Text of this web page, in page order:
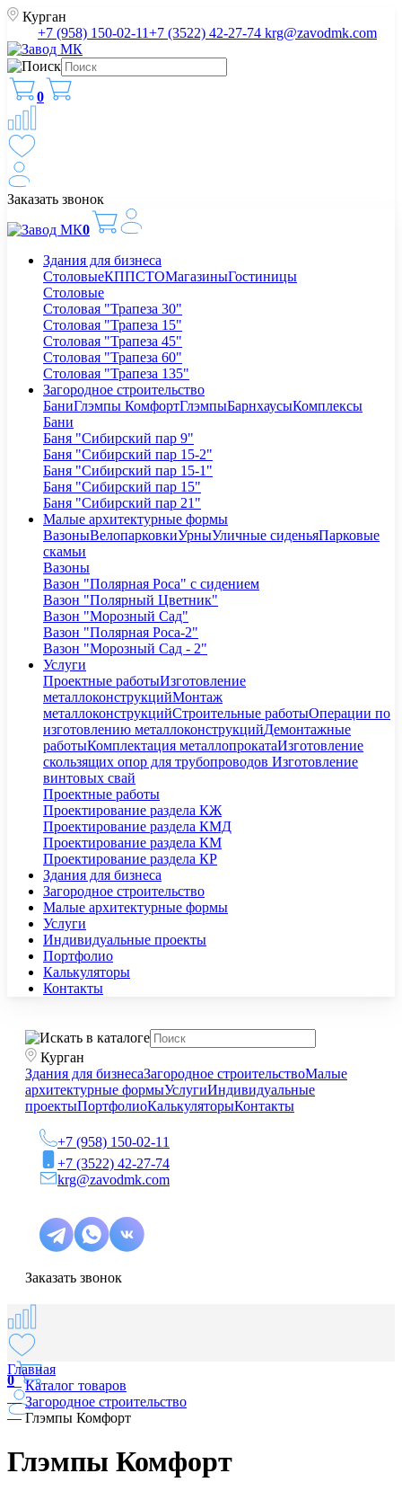
Курган
+7 (958) 150-02-11+7 (3522) 42-27-74 krg@zavodmk.com
0
Заказать звонок
0
Здания для бизнеса
СтоловыеКППСТОМагазиныГостиницы
Столовые
Столовая "Трапеза 30"
Столовая "Трапеза 15"
Столовая "Трапеза 45"
Столовая "Трапеза 60"
Столовая "Трапеза 135"
Загородное строительство
БаниГлэмпы КомфортГлэмпыБарнхаусыКомплексы
Бани
Баня "Сибирский пар 9"
Баня "Сибирский пар 15-2"
Баня "Сибирский пар 15-1"
Баня "Сибирский пар 15"
Баня "Сибирский пар 21"
Малые архитектурные формы
ВазоныВелопарковкиУрныУличные сиденьяПарковые
скамьи
Вазоны
Вазон "Полярная Роса" с сидением
Вазон "Полярный Цветник"
Вазон "Морозный Сад"
Вазон "Полярная Роса-2"
Вазон "Морозный Сад - 2"
Услуги
Проектные работыИзготовление
металлоконструкцийМонтаж
металлоконструкцийСтроительные работыОперации по
изготовлению металлоконструкцийДемонтажные
работыКомплектация металлопрокатаИзготовление
скользящих опор для трубопроводов Изготовление
винтовых свай
Проектные работы
Проектирование раздела КЖ
Проектирование раздела КМД
Проектирование раздела КМ
Проектирование раздела КР
Здания для бизнеса
Загородное строительство
Малые архитектурные формы
Услуги
Индивидуальные проекты
Портфолио
Калькуляторы
Контакты
Курган
Здания для бизнесаЗагородное строительствоМалые
архитектурные формыУслугиИндивидуальные
проектыПортфолиоКалькуляторыКонтакты
+7 (958) 150-02-11
+7 (3522) 42-27-74
krg@zavodmk.com
Заказать звонок
0
Главная
—Каталог товаров
—Загородное строительство
—Глэмпы Комфорт
Глэмпы Комфорт